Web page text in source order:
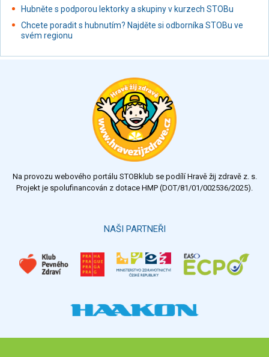
Nápoje alkoholické
Restaurace, jídelny, hotová jídla
Fastfood
Studená kuchyně, lahůdkářské výrobky
Hubněte s podporou lektorky a skupiny v kurzech STOBu
Chcete poradit s hubnutím? Najděte si odborníka STOBu ve
svém regionu
Na provozu webového portálu STOBklub se podílí Hravě žij zdravě z. s.
Projekt je spolufinancován z dotace HMP (DOT/81/01/002536/2025).
NAŠI PARTNEŘI